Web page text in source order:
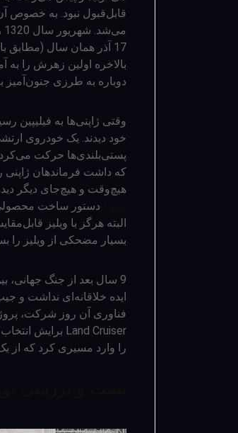
قابل‌قبول نبود. به خصوص آن
دوباره به طرزی جنون‌آمیز
وقتی ژاپنی‌ها به فیلیپین
خود دیدند. یک خودروی
پستی‌بلندی‌ها حرکت
که داشت فرماندهان ژاپنی
هیچ‌وقت و هیچ‌جای دیگر
بسیار مضحکی از ویلیز را
9 سال بعد از جنگ جهانی، بین جیپ و
ایده خلاقانه‌ای نداشت و
فناوری آن روز شرکت،
Land Cruiser برایش انتخاب شد. از آن به بعد شرکت آرام‌آرام راه خودش را پیدا کرد و
را وارد مسیری کرد که از